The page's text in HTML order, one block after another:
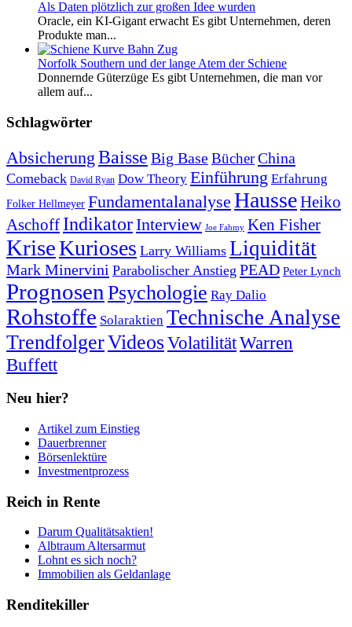
Als Daten plötzlich zur großen Idee wurden
Oracle, ein KI-Gigant erwacht Es gibt Unternehmen, deren
Produkte man...
Norfolk Southern und der lange Atem der Schiene
Donnernde Güterzüge Es gibt Unternehmen, die man vor
allem auf...
Schlagwörter
Absicherung Baisse Big BaseBücherChina
Comeback David Ryan Dow Theory Einführung Erfahrung
Folker Hellmeyer Fundamentalanalyse HausseHeiko
Aschoff IndikatorInterview Joe Fahmy Ken Fisher
KriseKurioses Larry Williams Liquidität
Mark Minervini Parabolischer Anstieg PEAD Peter Lynch
Prognosen Psychologie Ray Dalio
Rohstoffe Solaraktien Technische Analyse
TrendfolgerVideosVolatilitätWarren
Buffett
Neu hier?
Artikel zum Einstieg
Dauerbrenner
Börsenlektüre
Investmentprozess
Reich in Rente
Darum Qualitätsaktien!
Albtraum Altersarmut
Lohnt es sich noch?
Immobilien als Geldanlage
Renditekiller